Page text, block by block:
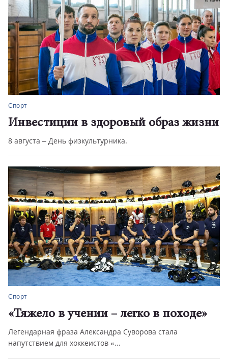
Спорт
Инвестиции в здоровый образ жизни
8 августа – День физкультурника.
Спорт
«Тяжело в учении – легко в походе»
Легендарная фраза Александра Суворова стала
напутствием для хоккеистов «...